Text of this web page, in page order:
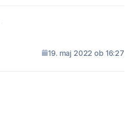
19. maj 2022 ob 16:27